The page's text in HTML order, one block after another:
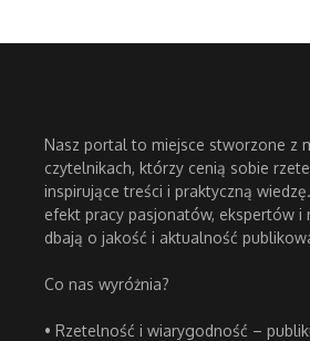
Nasz portal to miejsce stworzone z
czytelnikach, którzy cenią sobie
inspirujące treści i praktyczną
efekt pracy pasjonatów, ekspertów i
dbają o jakość i aktualność
Co nas wyróżnia?
• Rzetelność i wiarygodność –